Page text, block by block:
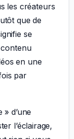
les créateurs
que de
se
en une
par
d’une
l’éclairage,